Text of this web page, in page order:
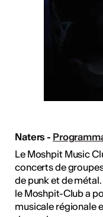
Naters -
Le Moshpit Music
concerts de
de punk et de
le Moshpit-Club a
musicale régionale